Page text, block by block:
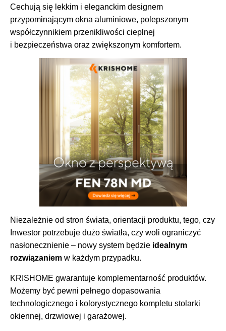
Cechują się lekkim i eleganckim designem
przypominającym okna aluminiowe, polepszonym
współczynnikiem przenikliwości cieplnej
i bezpieczeństwa oraz zwiększonym komfortem.
Niezależnie od stron świata, orientacji produktu, tego, czy
Inwestor potrzebuje dużo światła, czy woli ograniczyć
nasłonecznienie – nowy system będzie idealnym
rozwiązaniem w każdym przypadku.
KRISHOME gwarantuje komplementarność produktów.
Możemy być pewni pełnego dopasowania
technologicznego i kolorystycznego kompletu stolarki
okiennej, drzwiowej i garażowej.